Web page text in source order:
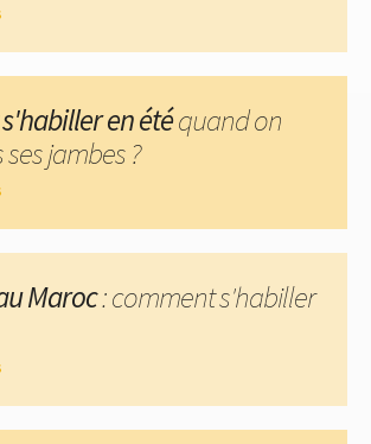
en étéquand on
jambes ?
Maroc: comment s'habiller